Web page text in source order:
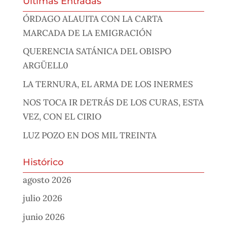
ÓRDAGO ALAUITA CON LA CARTA
MARCADA DE LA EMIGRACIÓN
QUERENCIA SATÁNICA DEL OBISPO
ARGÜELL0
LA TERNURA, EL ARMA DE LOS INERMES
NOS TOCA IR DETRÁS DE LOS CURAS, ESTA
VEZ, CON EL CIRIO
LUZ POZO EN DOS MIL TREINTA
Histórico
agosto 2026
julio 2026
junio 2026